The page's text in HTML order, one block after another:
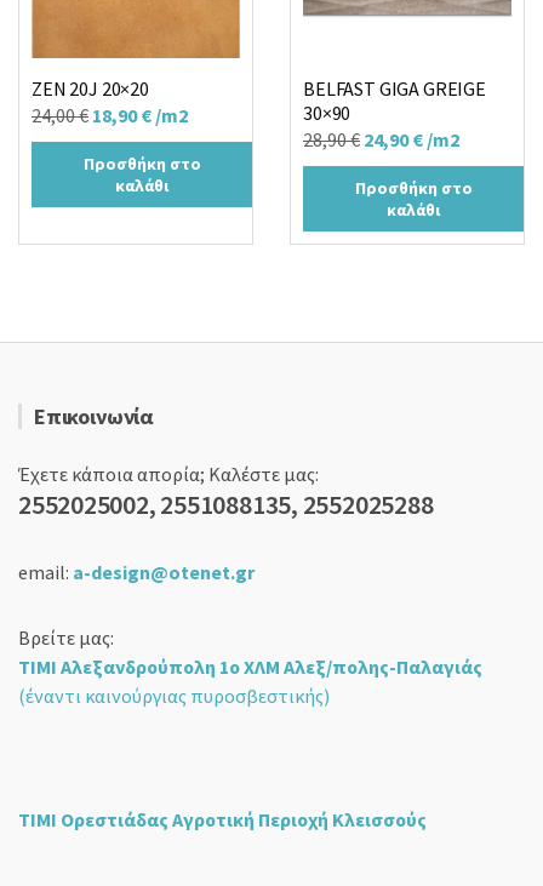
ZEN 20J 20×20
24,00€ Original
price
was:
18,90€Η
τρέχουσα
τιμή
/m2
Προσθήκη στο
καλάθι
BELFAST GIGA GREIGE
30×90
28,90€ Original
price
was:
24,90€Η
τρέχουσα
τιμή
/m2
Προσθήκη στο
καλάθι
Επικοινωνία
Έχετε κάποια απορία; Καλέστε μας:
2552025002, 2551088135, 2552025288
email: a-design@otenet.gr
Βρείτε μας:
ΤΙΜΙ Αλεξανδρούπολη 1ο ΧΛΜ Αλεξ/πολης-Παλαγιάς
(έναντι καινούργιας πυροσβεστικής)
ΤΙΜΙ Ορεστιάδας Αγροτική Περιοχή Κλεισσούς